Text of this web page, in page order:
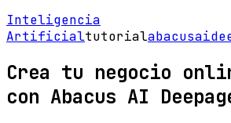
Inteligencia
Artificialtutorialabacusai
Crea tu negocio
con Abacus AI